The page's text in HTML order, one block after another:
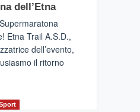
dell’Etna
Etna Trail A.S.D.,
dell’evento,
il ritorno